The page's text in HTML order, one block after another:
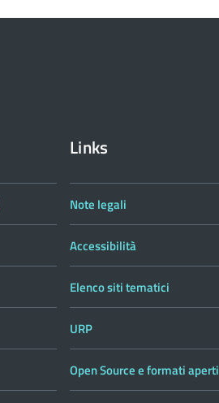
Links
Note legali
Accessibilità
Elenco siti tematici
URP
Open Source e formati aperti